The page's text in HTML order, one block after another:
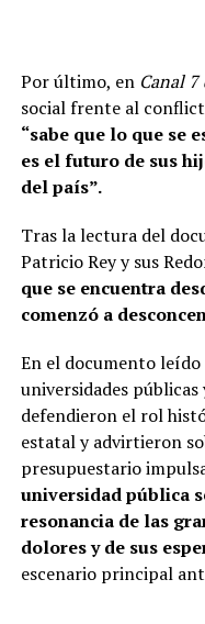
Por último, en Canal
social frente al
“sabe que lo que se
es el futuro de sus
del país”.
Tras la lectura del
Patricio Rey y sus
que se encuentra
comenzó a
En el documento leído
universidades
defendieron el rol
estatal y advirtieron
presupuestario
universidad pública
resonancia de las
dolores y de sus
escenario principal